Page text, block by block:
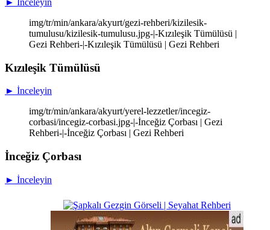
► İnceleyin
img/tr/min/ankara/akyurt/gezi-rehberi/kizilesik-
tumulusu/kizilesik-tumulusu.jpg-|-Kızıleşik Tümülüsü |
Gezi Rehberi-|-Kızıleşik Tümülüsü | Gezi Rehberi
Kızıleşik Tümülüsü
► İnceleyin
img/tr/min/ankara/akyurt/yerel-lezzetler/incegiz-
corbasi/incegiz-corbasi.jpg-|-İnceğiz Çorbası | Gezi
Rehberi-|-İnceğiz Çorbası | Gezi Rehberi
İnceğiz Çorbası
► İnceleyin